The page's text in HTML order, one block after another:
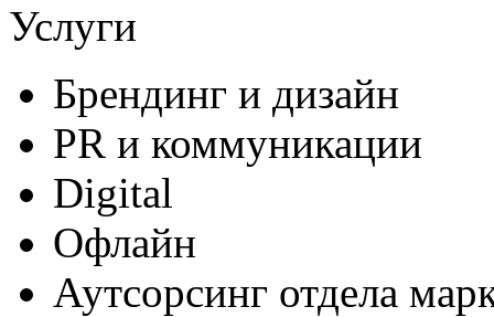
Услуги
Брендинг и дизайн
PR и коммуникации
Digital
Офлайн
Аутсорсинг отдела